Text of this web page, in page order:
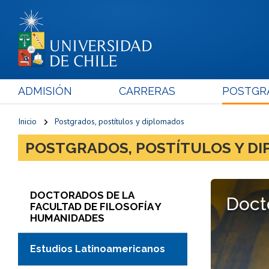
ADMISIÓN CARRERAS
Inicio Postgrados, postítulos y diplomados
POSTGRADOS, POSTÍTULOS Y
DOCTORADOS DE LA
FACULTAD DE FILOSOFÍA Y
HUMANIDADES
Estudios Latinoamericanos